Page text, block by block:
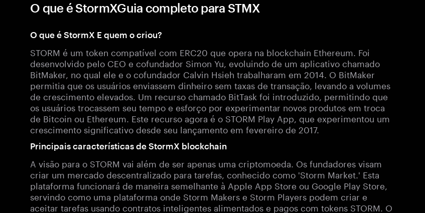
O que é StormXGuia completo para STMX
O que é StormX E quem o criou?
STORM é um token compatível com ERC20 que opera na blockchain Ethereum. Foi
desenvolvido pelo CEO e cofundador Simon Yu, evoluindo de um aplicativo chamado
BitMaker, no qual ele e o cofundador Calvin Hsieh trabalharam em 2014. O BitMaker
permitia que os usuários enviassem dinheiro sem taxas de transação, levando a volumes
de crescimento elevados. Um recurso chamado BitTask foi introduzido, permitindo que
os usuários trocassem seu tempo e esforço por experimentar novos produtos em troca
de Bitcoin ou Ethereum. Este recurso agora é o STORM Play App, que experimentou um
crescimento significativo desde seu lançamento em fevereiro de 2017.
Principais características de StormX blockchain
A visão para o STORM vai além de ser apenas uma criptomoeda. Os fundadores visam
criar um mercado descentralizado para tarefas, conhecido como 'Storm Market.' Esta
plataforma funcionará de maneira semelhante à Apple App Store ou Google Play Store,
servindo como uma plataforma onde Storm Makers e Storm Players podem criar e
aceitar tarefas usando contratos inteligentes alimentados e pagos com tokens STORM. O